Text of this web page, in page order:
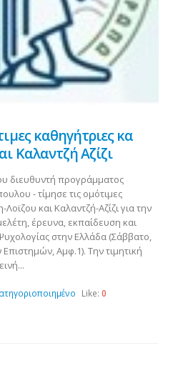
καθηγήτριες κα
Καλαντζή Αζίζι
διευθυντή προγράμματος
- τίμησε τις ομότιμες
και Καλαντζή-Αζίζι για την
έρευνα, εκπαίδευση και
στην Ελλάδα (Σάββατο,
Αμφ.1). Την τιμητική
Like:0